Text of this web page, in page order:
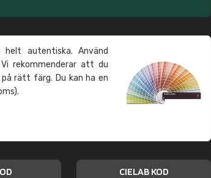
autentiska. Använd
rekommenderar att du
rätt färg. Du kan ha en
CIELAB KOD
Windows